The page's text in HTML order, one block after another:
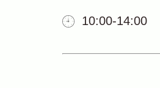
10:00-14:00